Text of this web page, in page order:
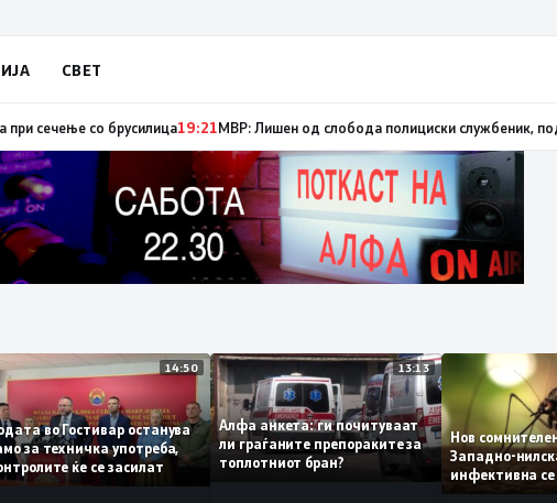
СВЕТ
со брусилица19:21МВР: Лишен од слобода полициски службеник, поднесена
14:50
Водата во Гостивар останува
само за техничка употреба,
контролите ќе се засилат
13:13
Алфа анкета: ги почитуваат
ли граѓаните препораките за
топлотниот бран?
Нов
Западно-
пациенти